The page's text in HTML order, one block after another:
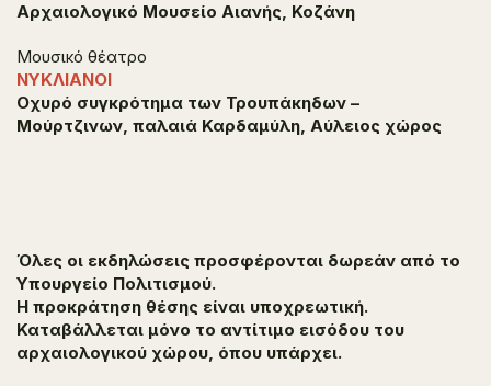
Αρχαιολογικό Μουσείο Αιανής, Κοζάνη
Μουσικό θέατρο
ΝΥΚΛΙΑΝΟΙ
Οχυρό συγκρότημα των Τρουπάκηδων –
Μούρτζινων, παλαιά Καρδαμύλη, Αύλειος χώρος
Όλες οι εκδηλώσεις προσφέρονται δωρεάν από το
Υπουργείο Πολιτισμού.
H προκράτηση θέσης είναι υποχρεωτική.
Καταβάλλεται μόνο το αντίτιμο εισόδου του
αρχαιολογικού χώρου, όπου υπάρχει.